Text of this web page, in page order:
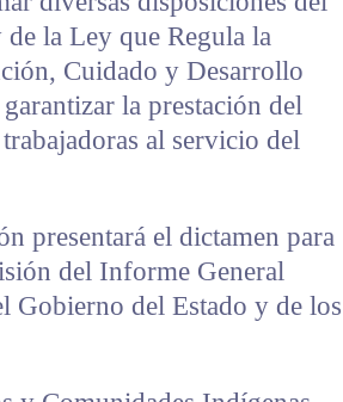
la Ley que Regula la
Cuidado y Desarrollo
la prestación del
al servicio del
presentará el dictamen para
del Informe General
Gobierno del Estado y de los